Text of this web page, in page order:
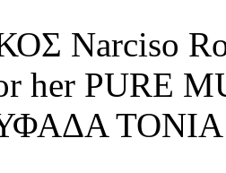
Narciso
PURE